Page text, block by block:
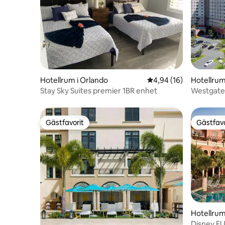
Hotellrum i Orlando 4,94 av 5 i
4,94 (16)
Stay Sky Suites premier 1BR enhet
Westgate
Gästfavorit
Gästfavorit